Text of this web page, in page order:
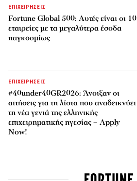
ΕΠΙΧΕΙΡΗΣΕΙΣ
Fortune Global 500: Αυτές είναι οι 10
εταιρείες με τα μεγαλύτερα έσοδα
παγκοσμίως
ΕΠΙΧΕΙΡΗΣΕΙΣ
#40under40GR2026: Άνοιξαν οι
αιτήσεις για τη λίστα που αναδεικνύει
τη νέα γενιά της ελληνικής
επιχειρηματικής ηγεσίας – Apply
Now!